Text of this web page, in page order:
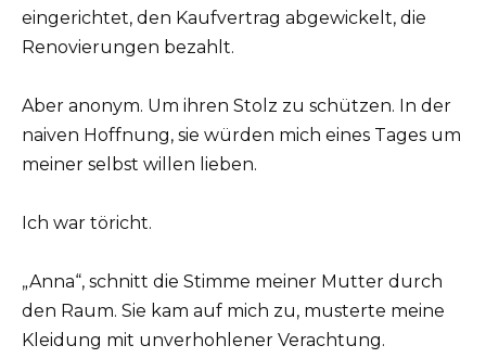
eingerichtet, den Kaufvertrag abgewickelt, die
Renovierungen bezahlt.
Aber anonym. Um ihren Stolz zu schützen. In der
naiven Hoffnung, sie würden mich eines Tages um
meiner selbst willen lieben.
Ich war töricht.
„Anna“, schnitt die Stimme meiner Mutter durch
den Raum. Sie kam auf mich zu, musterte meine
Kleidung mit unverhohlener Verachtung.